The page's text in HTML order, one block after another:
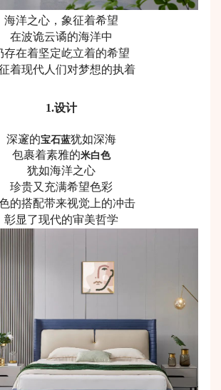
海洋之心，象征着希望
在波诡云谲的海洋中
存在着坚定屹立着的希望
着现代人们对梦想的执着
1.设计
深邃的宝石蓝犹如深海
包裹着素雅的米白色
犹如海洋之心
珍贵又充满希望色彩
的搭配带来视觉上的冲击
彰显了现代的审美哲学